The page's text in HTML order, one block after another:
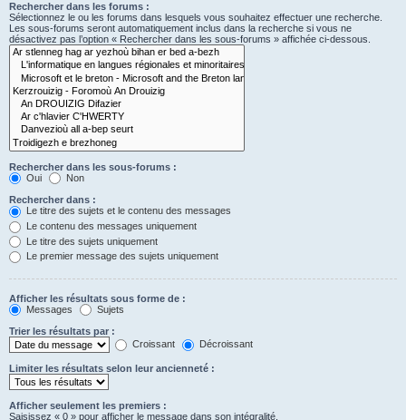
Rechercher dans les forums :
Sélectionnez le ou les forums dans lesquels vous souhaitez effectuer une recherche.
Les sous-forums seront automatiquement inclus dans la recherche si vous ne
désactivez pas l’option « Rechercher dans les sous-forums » affichée ci-dessous.
Rechercher dans les sous-forums :
Oui
Non
Rechercher dans :
Le titre des sujets et le contenu des messages
Le contenu des messages uniquement
Le titre des sujets uniquement
Le premier message des sujets uniquement
Afficher les résultats sous forme de :
Messages
Sujets
Trier les résultats par :
Croissant
Décroissant
Limiter les résultats selon leur ancienneté :
Afficher seulement les premiers :
Saisissez « 0 » pour afficher le message dans son intégralité.